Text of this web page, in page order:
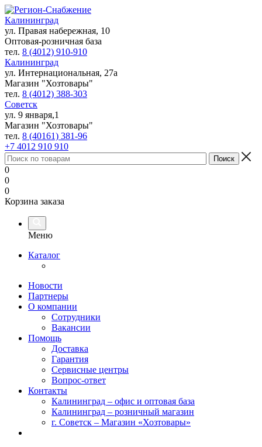
Калининград
ул. Правая набережная, 10
Оптовая-розничная база
тел. 8 (4012) 910-910
Калининград
ул. Интернациональная, 27а
Магазин "Хозтовары"
тел. 8 (4012) 388-303
Советск
ул. 9 января,1
Магазин "Хозтовары"
тел. 8 (40161) 381-96
+7 4012 910 910
0
0
0
Корзина заказа
Меню
Каталог
Новости
Партнеры
О компании
Сотрудники
Вакансии
Помощь
Доставка
Гарантия
Сервисные центры
Вопрос-ответ
Контакты
Калининград – офис и оптовая база
Калининград – розничный магазин
г. Советск – Магазин «Хозтовары»